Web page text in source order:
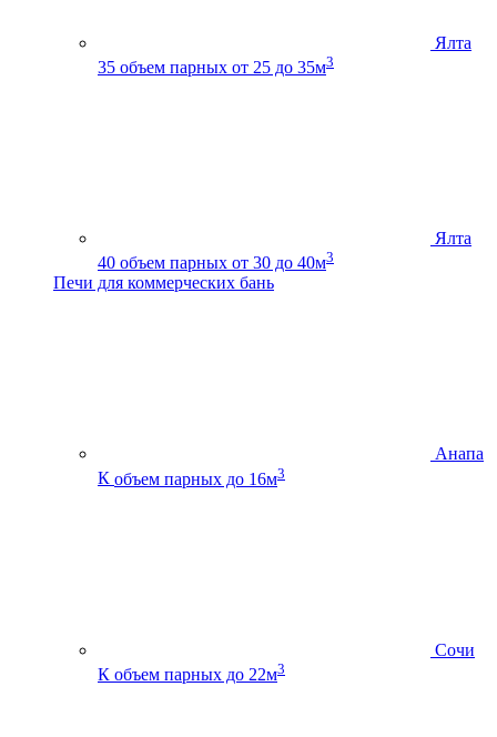
Ялта
35 объем парных от 25 до 35м3
Ялта
40 объем парных от 30 до 40м3
Печи для коммерческих бань
Анапа
К объем парных до 16м3
Сочи
К объем парных до 22м3